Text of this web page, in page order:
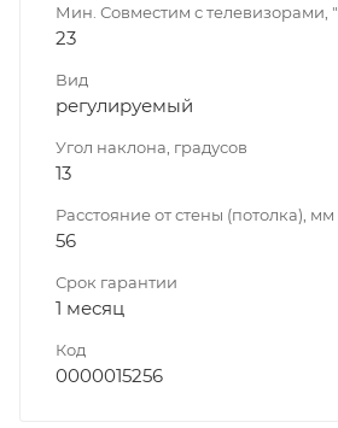
Мин. Совместим с телевизорами, "
23
Вид
регулируемый
Угол наклона, градусов
13
Расстояние от стены (потолка), мм
56
Срок гарантии
1 месяц
Код
0000015256